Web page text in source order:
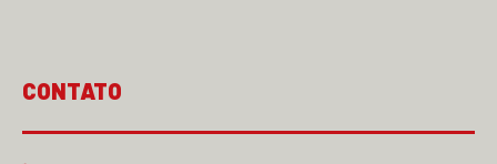
CONTATO